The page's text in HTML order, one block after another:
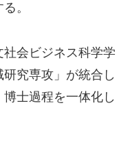
。
会ビジネス科学学
究専攻」が統合し
士過程を一体化し